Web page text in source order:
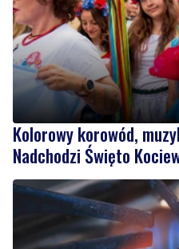
Kolorowy korowód,
Nadchodzi Święto